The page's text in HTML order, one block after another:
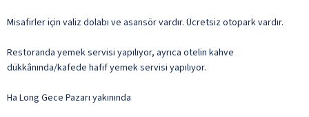
Misafirler için valiz dolabı ve asansör vardır. Ücretsiz otopark vardır.
Restoranda yemek servisi yapılıyor, ayrıca otelin kahve
dükkânında/kafede hafif yemek servisi yapılıyor.
Ha Long Gece Pazarı yakınında